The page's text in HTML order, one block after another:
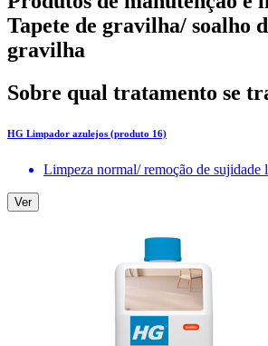
Tapete de gravilha/ soalho
gravilha
Sobre qual tratamento se
HG Limpador azulejos (produto 16)
Limpeza normal/ remoção de sujidade
Ver